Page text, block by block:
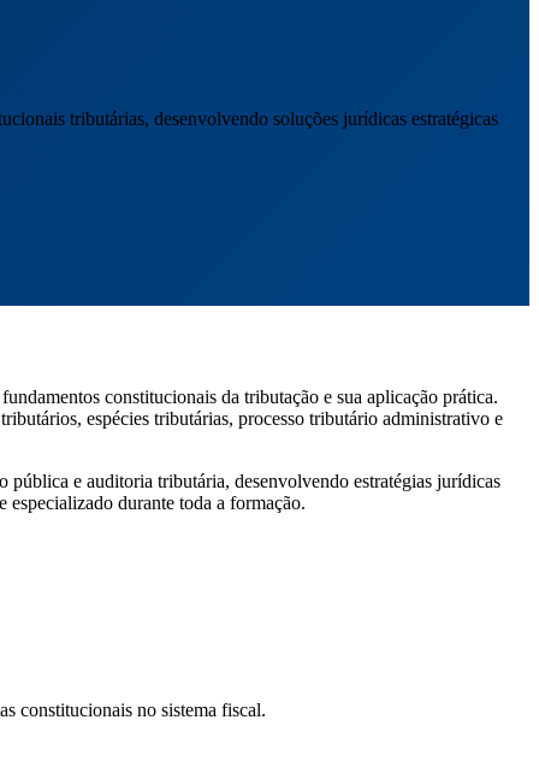
tributárias, desenvolvendo soluções jurídicas estratégicas
constitucionais da tributação e sua aplicação prática.
espécies tributárias, processo tributário administrativo e
pública e auditoria tributária, desenvolvendo estratégias jurídicas
durante toda a formação.
constitucionais no sistema fiscal.